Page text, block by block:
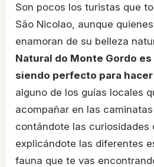
Son pocos los turistas que
São Nicolao, aunque
enamoran de su belleza
Natural do Monte Gordo
siendo perfecto para
alguno de los guías locales
acompañar en las
contándote las curiosidades
explicándote las diferentes
fauna que te vas